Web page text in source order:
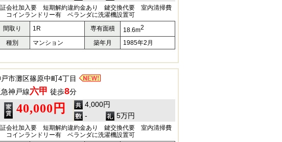
会社加入要 短期解約違約金あり 鍵交換代要 室内清掃費
コインランドリー有 ベランダに洗濯機設置可
間取り
1R 専有面積 18.6m2
種別 マンション 築年月
1985年2月
市灘区篠原中町4丁目
急神戸線六甲 徒歩8分
40,000円
4,000円
-
5万円
会社加入要 短期解約違約金あり 鍵交換代要 室内清掃費
コインランドリー有 ベランダに洗濯機設置可